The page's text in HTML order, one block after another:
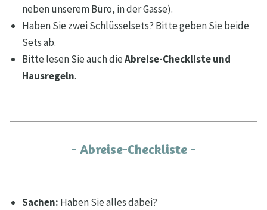
neben unserem Büro, in der Gasse).
Haben Sie zwei Schlüsselsets? Bitte geben Sie beide
Sets ab.
Bitte lesen Sie auch dieAbreise-Checkliste und
Hausregeln.
- Abreise-Checkliste -
Sachen: Haben Sie alles dabei?